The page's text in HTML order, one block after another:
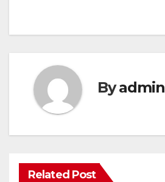
Byadmin
Related Post